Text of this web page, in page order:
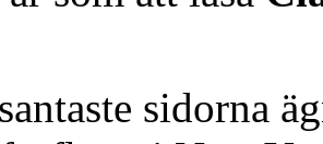
sidorna